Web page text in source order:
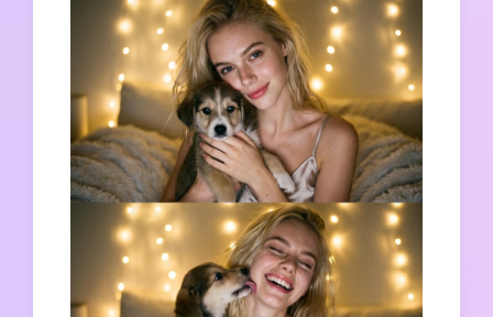
patas do filhote estão em direção ao rosto dela. Aparência
consistente: Top de pijama suspensório sedoso, cabelo
desarrumado pendurado naturalmente, clavícula exposta,
maquiagem natural. Cena: Cama com cobertor fofo e bokeh
iluminado de conto de fadas. Estilo: brilho dourado suave da
tela, sombras suaves aprimoram as curvas, estética de textura
cinematográfica, cachorrinhos adicionam um charme
inocente à atmosfera abafada. Proporção 3:4, sem borda.